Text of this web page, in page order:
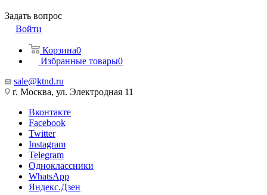
Задать вопрос
Войти
Корзина0
Избранные товары0
sale@ktnd.ru
г. Москва, ул. Электродная 11
Вконтакте
Facebook
Twitter
Instagram
Telegram
Одноклассники
WhatsApp
Яндекс.Дзен